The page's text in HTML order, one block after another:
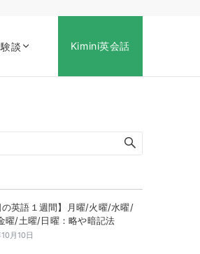
談 Kimini英会話
の英語１週間】月曜/火曜/水曜/
曜/土曜/日曜：略や暗記法
月10日